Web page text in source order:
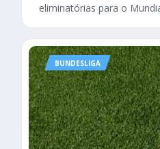
eliminatórias para o
BUNDESLIGA